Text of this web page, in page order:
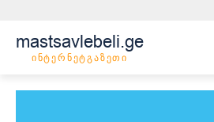
mastsavlebeli.ge
ინტერნეტგაზეთი